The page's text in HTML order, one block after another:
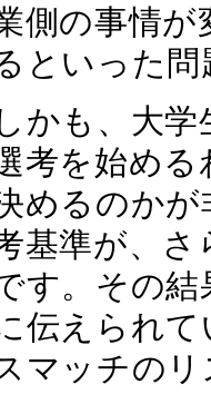
側の事情が
といった
かも、大
考を始め
めるのか
基準が、
す。その結
伝えられ
マッチの